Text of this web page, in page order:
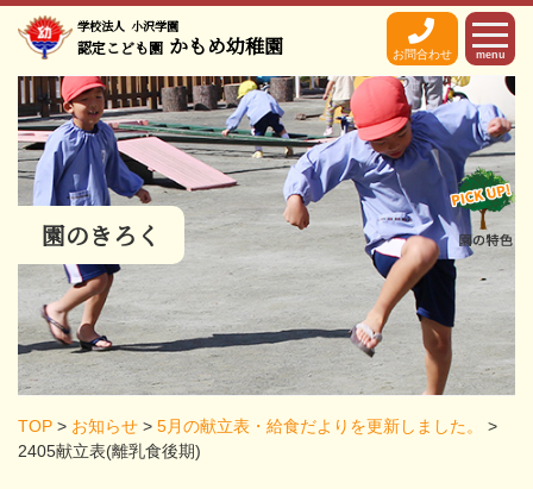
学校法人 小沢学園
認定こども園 かもめ幼稚園 お問合わせ menu
園のきろく
TOP > お知らせ > 5月の献立表・給食だよりを更新しました。
>
2405献立表(離乳食後期)